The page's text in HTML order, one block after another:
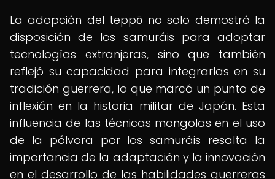
La adopción del teppō no solo demostró la
disposición de los samuráis para adoptar
tecnologías extranjeras, sino que también
reflejó su capacidad para integrarlas en su
tradición guerrera, lo que marcó un punto de
inflexión en la historia militar de Japón. Esta
influencia de las técnicas mongolas en el uso
de la pólvora por los samuráis resalta la
importancia de la adaptación y la innovación
en el desarrollo de las habilidades guerreras